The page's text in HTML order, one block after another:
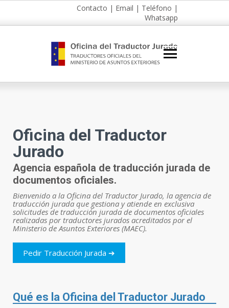
Contacto | Email | Teléfono |
Whatsapp
Oficina del Traductor
Jurado
Agencia española de traducción jurada de
documentos oficiales.
Bienvenido a la Oficina del Traductor Jurado, la agencia de
traducción jurada que gestiona y atiende en exclusiva
solicitudes de traducción jurada de documentos oficiales
realizadas por traductores jurados acreditados por el
Ministerio de Asuntos Exteriores (MAEC).
Pedir Traducción Jurada ➔
Qué es la Oficina del Traductor Jurado